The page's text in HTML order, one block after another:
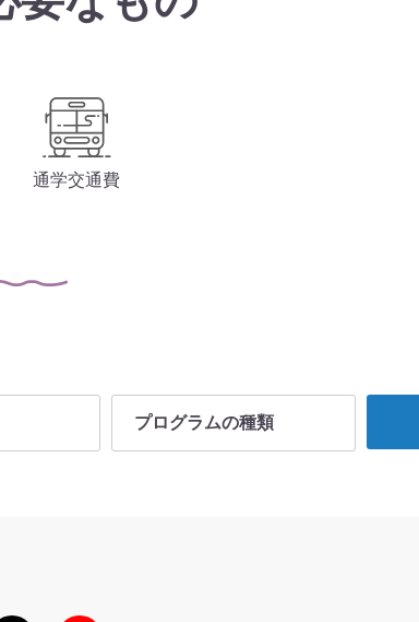
通学交通費
プログラムの種類